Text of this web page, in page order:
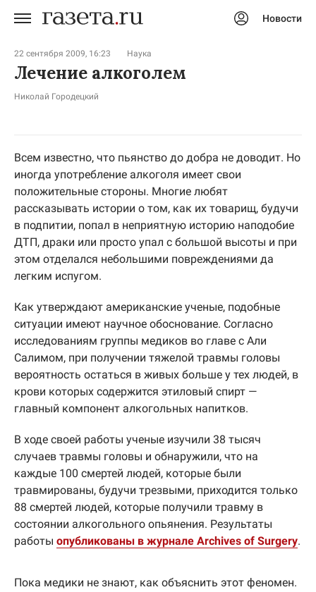
Новости
22 сентября 2009, 16:23 Наука
Лечение алкоголем
Николай Городецкий
Всем известно, что пьянство до добра не доводит. Но
иногда употребление алкоголя имеет свои
положительные стороны. Многие любят
рассказывать истории о том, как их товарищ, будучи
в подпитии, попал в неприятную историю наподобие
ДТП, драки или просто упал с большой высоты и при
этом отделался небольшими повреждениями да
легким испугом.
Как утверждают американские ученые, подобные
ситуации имеют научное обоснование. Согласно
исследованиям группы медиков во главе с Али
Салимом, при получении тяжелой травмы головы
вероятность остаться в живых больше у тех людей, в
крови которых содержится этиловый спирт —
главный компонент алкогольных напитков.
В ходе своей работы ученые изучили 38 тысяч
случаев травмы головы и обнаружили, что на
каждые 100 смертей людей, которые были
травмированы, будучи трезвыми, приходится только
88 смертей людей, которые получили травму в
состоянии алкогольного опьянения. Результаты
работы опубликованы в журнале Archives of Surgery.
Пока медики не знают, как объяснить этот феномен.